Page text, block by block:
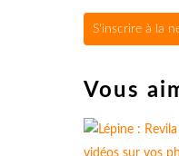
S'inscrire à la
Vous